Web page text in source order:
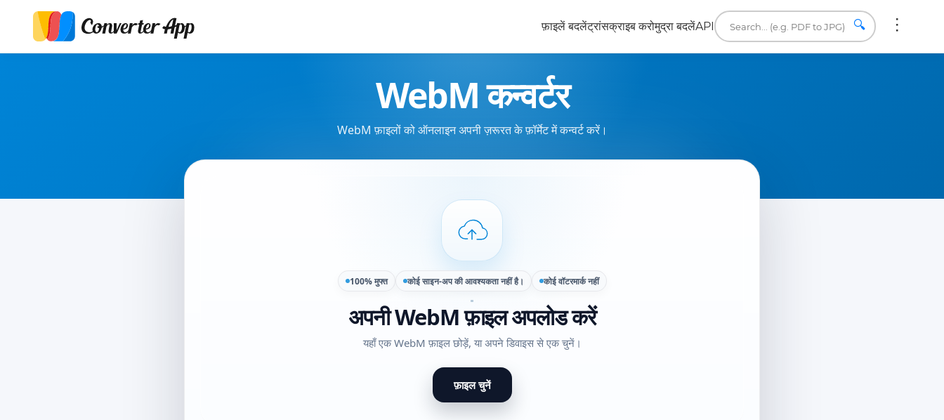
फ़ाइलें बदलेंट्रांसक्राइब करोमुद्रा बदलेंAPI 🔍
WebM कन्वर्टर
WebM फ़ाइलों को ऑनलाइन अपनी ज़रूरत के फ़ॉर्मेट में कन्वर्ट करें।
100% मुफ्त कोई साइन-अप की आवश्यकता नहीं है। कोई वॉटरमार्क नहीं
अपनी WebM फ़ाइल अपलोड करें
यहाँ एक WebM फ़ाइल छोड़ें, या अपने डिवाइस से एक चुनें।
फ़ाइल चुनें